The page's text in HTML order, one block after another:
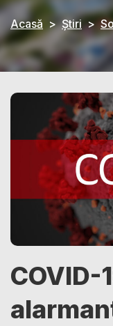
Acasă Știri
COVID-